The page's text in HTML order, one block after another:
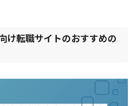
け転職サイトのおすすめの